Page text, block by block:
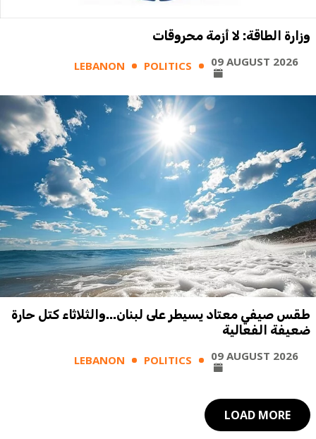
وزارة الطاقة: لا أزمة محروقات
LEBANON POLITICS 09 AUGUST 2026
طقس صيفي معتاد يسيطر على لبنان...والثلاثاء كتل حارة
ضعيفة الفعالية
LEBANON POLITICS 09 AUGUST 2026
LOAD MORE